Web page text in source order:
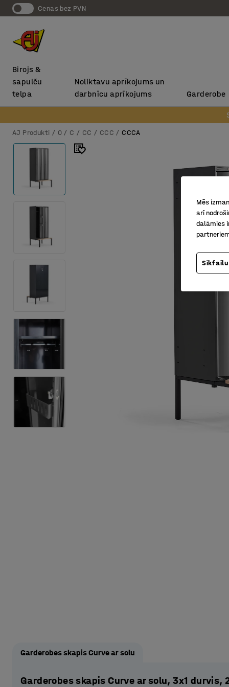
Cenas bez PVN
Birojs &
sapulču
telpa
Noliktavu aprīkojums un
darbnīcu aprīkojums
Garderobe
AJ Produkti 0 C CC CCC CCCA
Garderobes skapis Curve ar solu
Garderobes skapis Curve ar solu, 3x1
Mēs
arī
dalāmies